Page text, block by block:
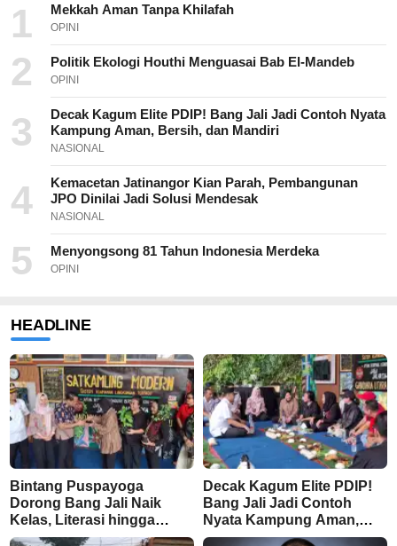
1 Mekkah Aman Tanpa Khilafah
OPINI
2 Politik Ekologi Houthi Menguasai Bab El-Mandeb
OPINI
3
Decak Kagum Elite PDIP! Bang Jali Jadi Contoh Nyata
Kampung Aman, Bersih, dan Mandiri
NASIONAL
4
Kemacetan Jatinangor Kian Parah, Pembangunan
JPO Dinilai Jadi Solusi Mendesak
NASIONAL
5 Menyongsong 81 Tahun Indonesia Merdeka
OPINI
HEADLINE
Bintang Puspayoga
Dorong Bang Jali Naik
Kelas, Literasi hingga
UMKM Digital Jadi Fokus
Decak Kagum Elite PDIP!
Bang Jali Jadi Contoh
Nyata Kampung Aman,
Bersih, dan Mandiri